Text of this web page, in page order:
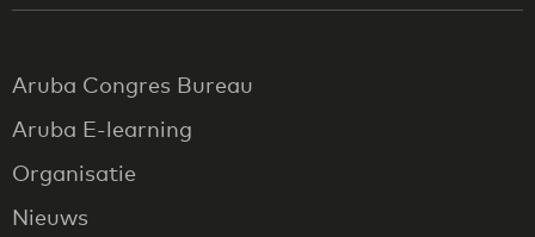
Aruba Congres Bureau
Aruba E-learning
Organisatie
Nieuws